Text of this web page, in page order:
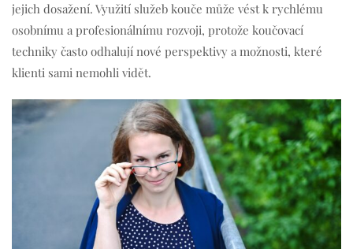
jejich dosažení. Využití služeb kouče může vést k rychlému
osobnímu a profesionálnímu rozvoji, protože koučovací
techniky často odhalují nové perspektivy a možnosti, které
klienti sami nemohli vidět.